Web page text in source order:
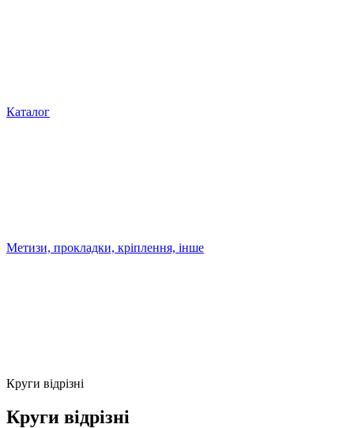
Каталог
Метизи, прокладки, кріплення, інше
Круги відрізні
Круги відрізні